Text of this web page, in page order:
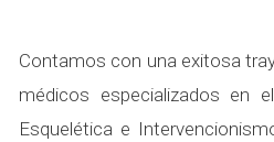
Contamos con una exitosa
médicos especializados en
Esquelética e